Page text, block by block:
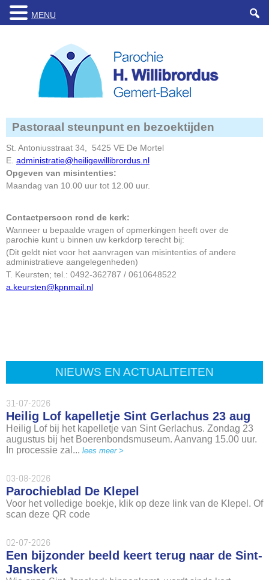
NIEUWS EN ACTUALITEITEN
31-07-2026
Heilig Lof kapelletje Sint Gerlachus 23 aug
Heilig Lof bij het kapelletje van Sint Gerlachus. Zondag 23
augustus bij het Boerenbondsmuseum. Aanvang 15.00 uur.
In processie zal... lees meer >
03-08-2026
Parochieblad De Klepel
Voor het volledige boekje, klik op deze link van de Klepel. Of
scan deze QR code
02-07-2026
Een bijzonder beeld keert terug naar de Sint-
Janskerk
Pastoraal steunpunt en bezoektijden
St. Antoniusstraat 34, 5425 VE De Mortel
E. administratie@heiligewillibrordus.nl
Opgeven van misintenties:
Maandag van 10.00 uur tot 12.00 uur.
Contactpersoon rond de kerk:
Wanneer u bepaalde vragen of opmerkingen heeft over de
parochie kunt u binnen uw kerkdorp terecht bij:
(Dit geldt niet voor het aanvragen van misintenties of andere
administratieve aangelegenheden)
T. Keursten; tel.: 0492-362787 / 0610648522
a.keursten@kpnmail.nl
MENU